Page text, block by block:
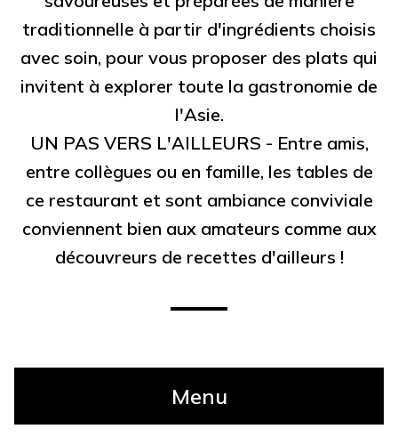
traditionnelle à partir d'ingrédients choisis
avec soin, pour vous proposer des plats qui
invitent à explorer toute la gastronomie de
l'Asie.
UN PAS VERS L'AILLEURS - Entre amis,
entre collègues ou en famille, les tables de
ce restaurant et sont ambiance conviviale
conviennent bien aux amateurs comme aux
découvreurs de recettes d'ailleurs !
Menu